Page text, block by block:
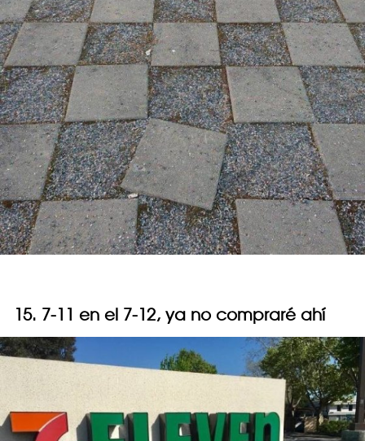
15. 7-11 en el 7-12, ya no compraré ahí